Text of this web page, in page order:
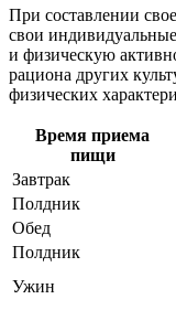
При составлении
свои
и физическую
рациона других
физических
Время приема
пищи
Завтрак
Полдник
Обед
Полдник
Ужин